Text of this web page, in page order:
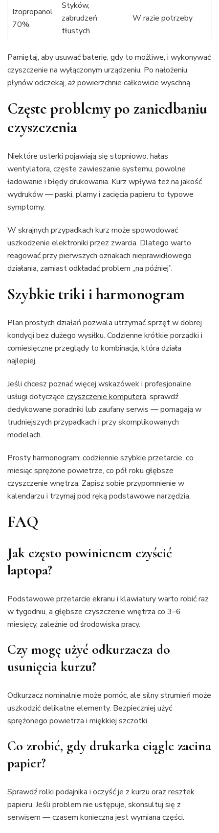
Izopropanol
70%
Styków,
zabrudzeń
tłustych
W razie potrzeby
Pamiętaj, aby usuwać baterię, gdy to możliwe, i wykonywać
czyszczenie na wyłączonym urządzeniu. Po nałożeniu
płynów odczekaj, aż powierzchnie całkowicie wyschną.
Częste problemy po zaniedbaniu
czyszczenia
Niektóre usterki pojawiają się stopniowo: hałas
wentylatora, częste zawieszanie systemu, powolne
ładowanie i błędy drukowania. Kurz wpływa też na jakość
wydruków — paski, plamy i zacięcia papieru to typowe
symptomy.
W skrajnych przypadkach kurz może spowodować
uszkodzenie elektroniki przez zwarcia. Dlatego warto
reagować przy pierwszych oznakach nieprawidłowego
działania, zamiast odkładać problem „na później”.
Szybkie triki i harmonogram
Plan prostych działań pozwala utrzymać sprzęt w dobrej
kondycji bez dużego wysiłku. Codzienne krótkie porządki i
comiesięczne przeglądy to kombinacja, która działa
najlepiej.
Jeśli chcesz poznać więcej wskazówek i profesjonalne
usługi dotyczące czyszczenie komputera, sprawdź
dedykowane poradniki lub zaufany serwis — pomagają w
trudniejszych przypadkach i przy skomplikowanych
modelach.
Prosty harmonogram: codziennie szybkie przetarcie, co
miesiąc sprężone powietrze, co pół roku głębsze
czyszczenie wnętrza. Zapisz sobie przypomnienie w
kalendarzu i trzymaj pod ręką podstawowe narzędzia.
FAQ
Jak często powinienem czyścić
laptopa?
Podstawowe przetarcie ekranu i klawiatury warto robić raz
w tygodniu, a głębsze czyszczenie wnętrza co 3–6
miesięcy, zależnie od środowiska pracy.
Czy mogę użyć odkurzacza do
usunięcia kurzu?
Odkurzacz nominalnie może pomóc, ale silny strumień może
uszkodzić delikatne elementy. Bezpieczniej użyć
sprężonego powietrza i miękkiej szczotki.
Co zrobić, gdy drukarka ciągle zacina
papier?
Sprawdź rolki podajnika i oczyść je z kurzu oraz resztek
papieru. Jeśli problem nie ustępuje, skonsultuj się z
serwisem — czasem konieczna jest wymiana części.